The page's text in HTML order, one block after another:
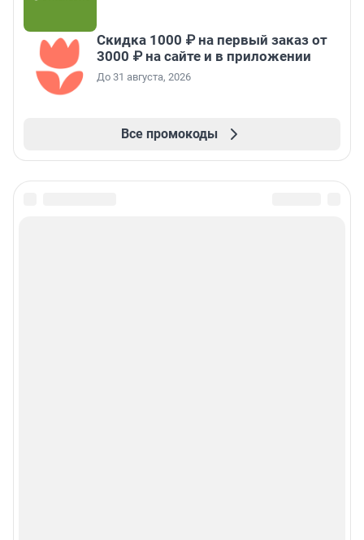
Скидка 1000 ₽ на первый заказ от
3000 ₽ на сайте и в приложении
До 31 августа, 2026
Все промокоды